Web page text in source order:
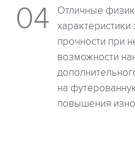
Отличные
прочности при
возможности
на
повышения